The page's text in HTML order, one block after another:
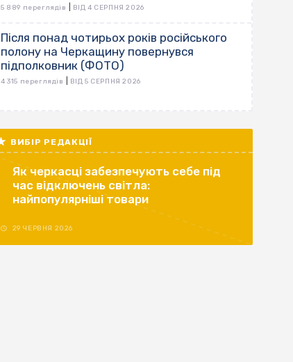
5 889 переглядів ВІД 4 СЕРПНЯ 2026
Після понад чотирьох років російського
полону на Черкащину повернувся
підполковник (ФОТО)
4 315 переглядів ВІД 5 СЕРПНЯ 2026
ВИБІР РЕДАКЦІЇ
Як черкасці забезпечують себе під
час відключень світла:
найпопулярніші товари
29 ЧЕРВНЯ 2026